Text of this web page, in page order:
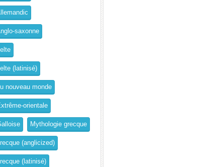
saxonne
(latinisé)
nouveau monde
orientale
Mythologie grecque
(anglicized)
(latinisé)